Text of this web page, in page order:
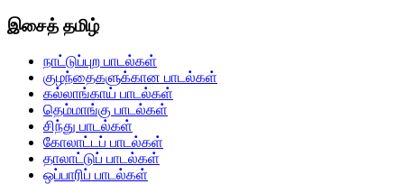
இசைத் தமிழ்
நாட்டுப்புற பாடல்கள்
குழந்தைகளுக்கான பாடல்கள்
கல்லாங்காய் பாடல்கள்
தெம்மாங்கு பாடல்கள்
சிந்து பாடல்கள்
கோலாட்டப் பாடல்கள்
தாலாட்டுப் பாடல்கள்
ஒப்பாரிப் பாடல்கள்